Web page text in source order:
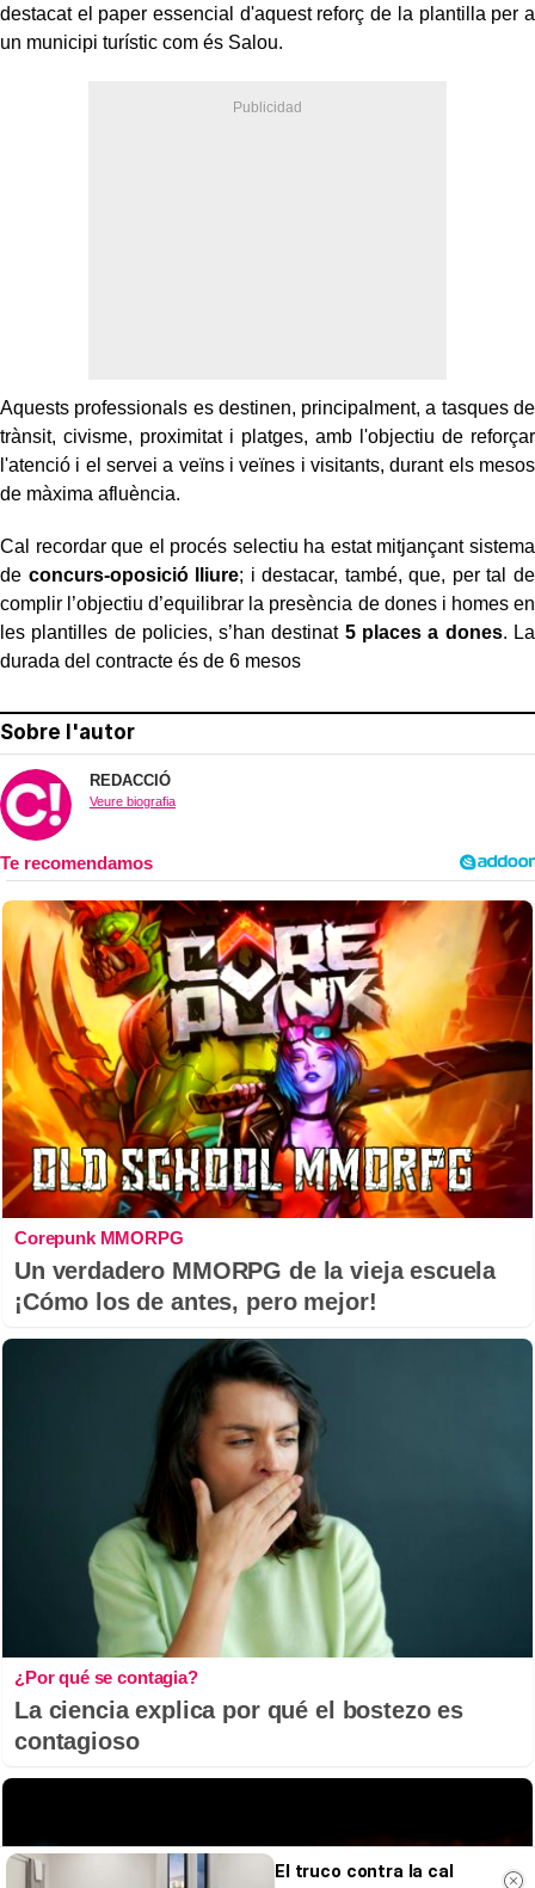
destacat el paper essencial d'aquest reforç de la plantilla per a
un municipi turístic com és Salou.
Aquests professionals es destinen, principalment, a tasques de
trànsit, civisme, proximitat i platges, amb l'objectiu de reforçar
l'atenció i el servei a veïns i veïnes i visitants, durant els mesos
de màxima afluència.
Cal recordar que el procés selectiu ha estat mitjançant sistema
de concurs-oposició lliure; i destacar, també, que, per tal de
complir l’objectiu d’equilibrar la presència de dones i homes en
les plantilles de policies, s’han destinat 5 places a dones. La
durada del contracte és de 6 mesos
Sobre l'autor
REDACCIÓ
Veure biografia
Corepunk MMORPG
Un verdadero MMORPG de la vieja escuela
¡Cómo los de antes, pero mejor!
¿Por qué se contagia?
La ciencia explica por qué el bostezo es
contagioso
El truco contra la cal